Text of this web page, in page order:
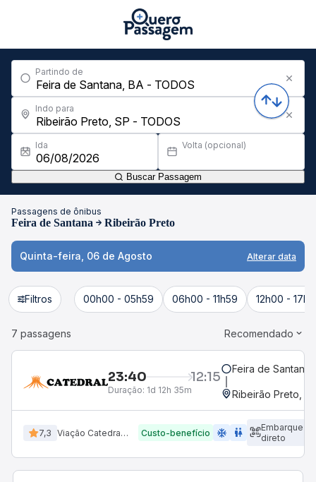
Partindo de
Indo para
Ida Volta (opcional)
Buscar Passagem
Passagens de ônibus
Feira de Santana Ribeirão Preto
Quinta-feira, 06 de Agosto Alterar data
Filtros 00h00 - 05h59 06h00 - 11h59 12h00 -
7 passagens Recomendado
23:40 12:15
Duração: 1d 12h 35m
Feira de
Ribeirão Preto,
7,3 Viação Catedral Turismo Custo-benefício ac_unit wc
Embarque
direto